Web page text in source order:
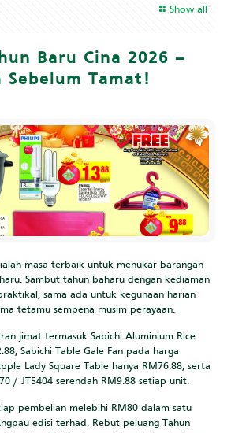
Show all
Baru Cina 2026 –
Sebelum Tamat!
ialah masa terbaik untuk menukar barangan
Sambut tahun baharu dengan kediaman
sama ada untuk kegunaan harian
tetamu sempena musim perayaan.
jimat termasuk Sabichi Aluminium Rice
Sabichi Table Gale Fan pada harga
Lady Square Table hanya RM76.88, serta
/ JT5404 serendah RM9.88 setiap unit.
pembelian melebihi RM80 dalam satu
edisi terhad. Rebut peluang Tahun